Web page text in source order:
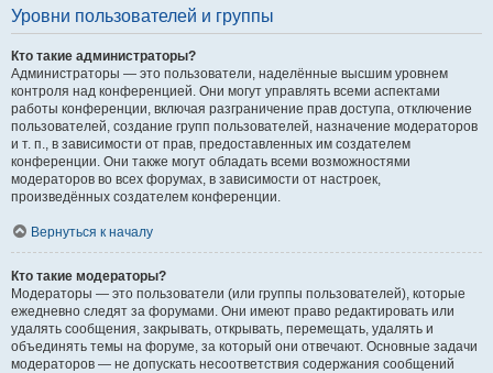
Уровни пользователей и группы
Кто такие администраторы?
Администраторы — это пользователи, наделённые высшим уровнем
контроля над конференцией. Они могут управлять всеми аспектами
работы конференции, включая разграничение прав доступа, отключение
пользователей, создание групп пользователей, назначение модераторов
и т. п., в зависимости от прав, предоставленных им создателем
конференции. Они также могут обладать всеми возможностями
модераторов во всех форумах, в зависимости от настроек,
произведённых создателем конференции.
Вернуться к началу
Кто такие модераторы?
Модераторы — это пользователи (или группы пользователей), которые
ежедневно следят за форумами. Они имеют право редактировать или
удалять сообщения, закрывать, открывать, перемещать, удалять и
объединять темы на форуме, за который они отвечают. Основные задачи
модераторов — не допускать несоответствия содержания сообщений